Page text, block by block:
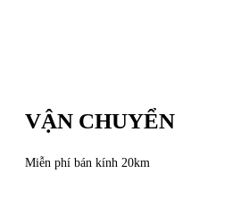
VẬN CHUYỂN
Miễn phí bán kính 20km